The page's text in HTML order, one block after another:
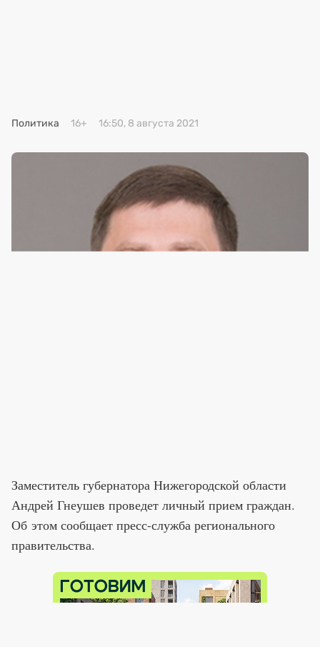
Политика 16+ 16:50, 8 августа 2021
Заместитель губернатора Нижегородской области
Андрей Гнеушев проведет личный прием граждан.
Об этом сообщает пресс-служба регионального
правительства.